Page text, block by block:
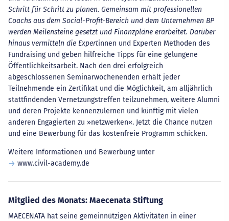
Schritt für Schritt zu planen. Gemeinsam mit professionellen
Coachs aus dem Social-Profit-Bereich und dem Unternehmen BP
werden Meilensteine gesetzt und Finanzpläne erarbeitet. Darüber
hinaus vermitteln die Expertinnen und Experten Methoden des
Fundraising und geben hilfreiche Tipps für eine gelungene
Öffentlichkeitsarbeit. Nach den drei erfolgreich
abgeschlossenen Seminarwochenenden erhält jeder
Teilnehmende ein Zertifikat und die Möglichkeit, am alljährlich
stattfindenden Vernetzungstreffen teilzunehmen, weitere Alumni
und deren Projekte kennenzulernen und künftig mit vielen
anderen Engagierten zu »netzwerken«. Jetzt die Chance nutzen
und eine Bewerbung für das kostenfreie Programm schicken.
Weitere Informationen und Bewerbung unter
www.civil-academy.de
Mitglied des Monats: Maecenata Stiftung
MAECENATA hat seine gemeinnützigen Aktivitäten in einer